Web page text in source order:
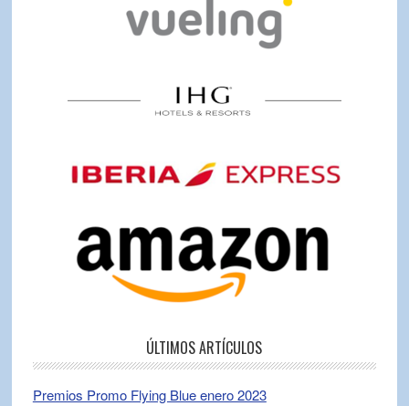
ÚLTIMOS ARTÍCULOS
Premios Promo Flying Blue enero 2023